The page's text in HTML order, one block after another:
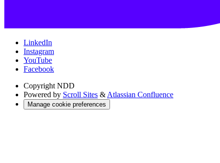
LinkedIn
Instagram
YouTube
Facebook
Copyright NDD
Powered by Scroll Sites & Atlassian Confluence
Manage cookie preferences